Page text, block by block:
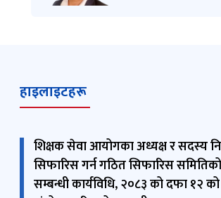
हाइलाइटहरू
शिक्षक सेवा आयोगका अध्यक्ष र सदस्य
सिफारिस गर्न गठित सिफारिस
सम्बन्धी कार्यविधि, २०८३ को दफा १२